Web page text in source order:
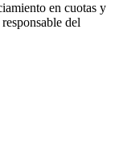
en cuotas y
del